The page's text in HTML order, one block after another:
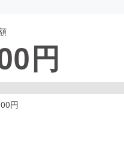
ファッション
円
円